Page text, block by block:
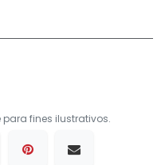
fines ilustrativos.